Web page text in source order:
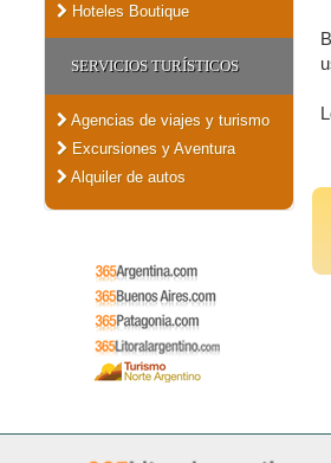
Hoteles Boutique
SERVICIOS TURÍSTICOS
Agencias de viajes y turismo
Excursiones y Aventura
Alquiler de autos